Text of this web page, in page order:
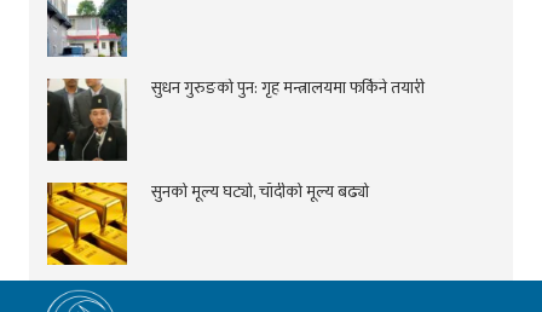
सुधन गुरुङको पुन: गृह मन्त्रालयमा फर्किने तयारी
सुनको मूल्य घट्यो, चाँदीको मूल्य बढ्यो